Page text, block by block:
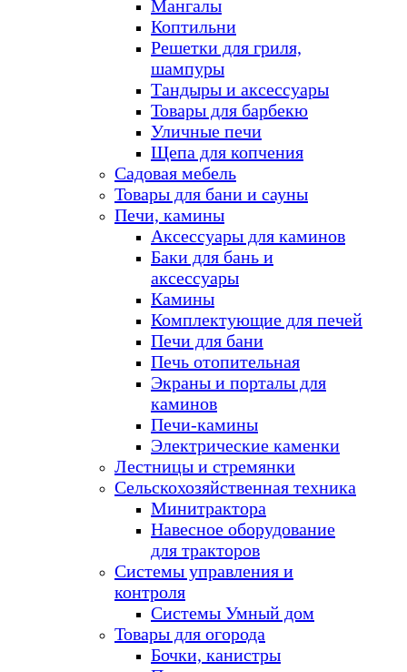
Мангалы
Коптильни
Решетки для гриля,
шампуры
Тандыры и аксессуары
Товары для барбекю
Уличные печи
Щепа для копчения
Садовая мебель
Товары для бани и сауны
Печи, камины
Аксессуары для каминов
Баки для бань и
аксессуары
Камины
Комплектующие для печей
Печи для бани
Печь отопительная
Экраны и порталы для
каминов
Печи-камины
Электрические каменки
Лестницы и стремянки
Сельскохозяйственная техника
Минитрактора
Навесное оборудование
для тракторов
Системы управления и
контроля
Системы Умный дом
Товары для огорода
Бочки, канистры